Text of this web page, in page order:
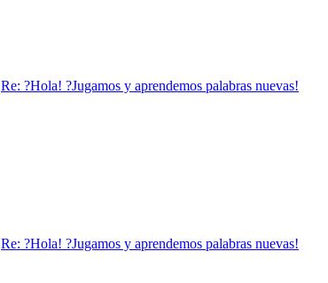
Re: ?Hola! ?Jugamos y aprendemos palabras nuevas!
Re: ?Hola! ?Jugamos y aprendemos palabras nuevas!